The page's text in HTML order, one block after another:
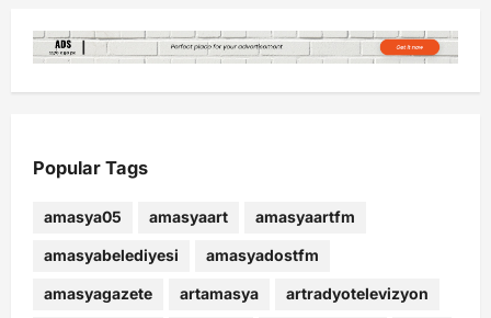
Popular Tags
amasya05 amasyaart amasyaartfm
amasyabelediyesi amasyadostfm
amasyagazete artamasya artradyotelevizyon